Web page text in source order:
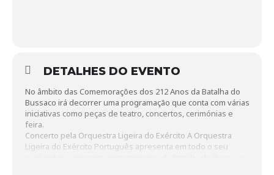
DETALHES DO EVENTO
No âmbito das Comemorações dos 212 Anos da Batalha do
Bussaco irá decorrer uma programação que conta com várias
iniciativas como peças de teatro, concertos, cerimónias e
feira.
Concerto pela Orquestra Ligeira do Exército A Orquestra
Ligeira do Exército Português apresenta em todo o seu